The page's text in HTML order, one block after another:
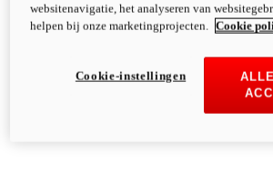
websitenavigatie, het analyseren van
helpen bij onze marketingprojecten.
Cookie
Cookie-instellingen